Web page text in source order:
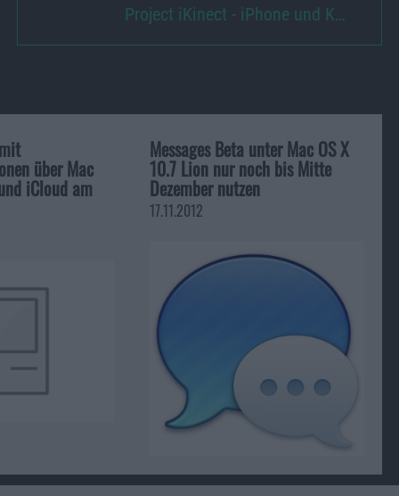
Project iKinect - iPhone und K…
über Mac
iCloud am
Messages Beta unter Mac OS X
10.7 Lion nur noch bis Mitte
Dezember nutzen
17.11.2012